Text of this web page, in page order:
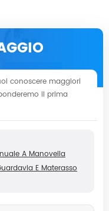
conoscere maggiori
il prima
A Manovella
E Materasso